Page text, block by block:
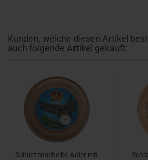
Kunden, welche diesen Artikel
auch folgende Artikel gekauft:
Schützenscheibe Adler mit